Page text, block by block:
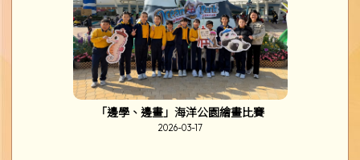
福州四天文化考察交流團
2026-03-24